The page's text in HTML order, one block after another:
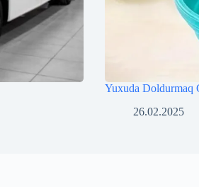
Yuxuda Doldurmaq
26.02.2025